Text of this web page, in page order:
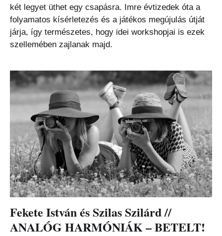
két legyet üthet egy csapásra. Imre évtizedek óta a
folyamatos kísérletezés és a játékos megújulás útját
járja, így természetes, hogy idei workshopjai is ezek
szellemében zajlanak majd.
Fekete István és Szilas Szilárd //
ANALÓG HARMÓNIÁK – BETELT!